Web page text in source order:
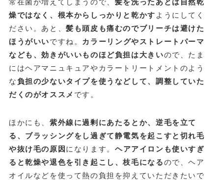
燥ではなく、根本からしっかりと乾かす ようにしてく
ださい。あと、髪も頭皮も痛むのでブリーチは避けた
ほうがいいですね。 カラーリングやストレートパーマ
なども、効きがいいものほど負担は大きいので、たま
にはヘアマニュキュアやカラートリートメントのよう
な負担の少ないタイプを使うなどして、調整していた
だくのがオススメ です。
ほかにも、 紫外線に過剰にあたるとか、逆毛を立て
る、ブラッシングをし過ぎて静電気を起こすと切れ毛
や抜け毛の原因 になります。 ヘアアイロンも使いすぎ
ると乾燥や退色を引き起こし、枝毛になるので、ヘア
オイルなどを使って熱の負担を抑えていただきたいで